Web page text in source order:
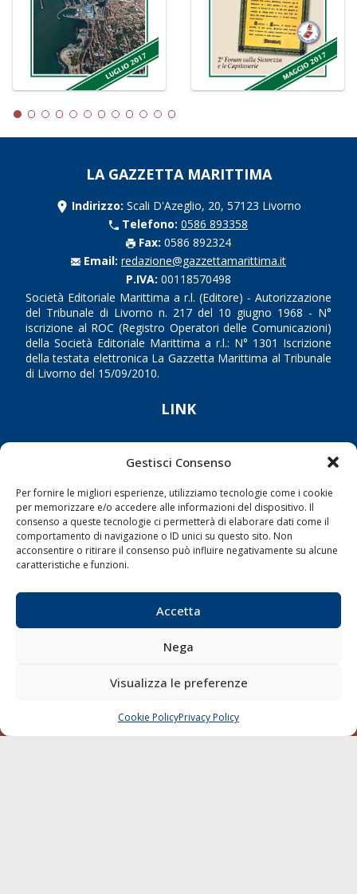
Gestisci Consenso
Per fornire le migliori esperienze, utilizziamo tecnologie come i cookie
per memorizzare e/o accedere alle informazioni del dispositivo. Il
consenso a queste tecnologie ci permetterà di elaborare dati come il
comportamento di navigazione o ID unici su questo sito. Non
acconsentire o ritirare il consenso può influire negativamente su alcune
caratteristiche e funzioni.
Accetta
Nega
Visualizza le preferenze
Cookie PolicyPrivacy Policy
LA GAZZETTA MARITTIMA
Indirizzo: Scali D'Azeglio, 20, 57123 Livorno
Telefono: 0586 893358
Fax: 0586 892324
Email: redazione@gazzettamarittima.it
P.IVA: 00118570498
Società Editoriale Marittima a r.l. (Editore) - Autorizzazione
del Tribunale di Livorno n. 217 del 10 giugno 1968 - N°
iscrizione al ROC (Registro Operatori delle Comunicazioni)
della Società Editoriale Marittima a r.l.: N° 1301 Iscrizione
della testata elettronica La Gazzetta Marittima al Tribunale
di Livorno del 15/09/2010.
LINK
Shipping
Porti/Interporti
Trasporti
Varie
Sostenibilità
Compagnie di Navigazione
Blue economy
Diporto
Chi siamo
CHIAMA SCRIVI